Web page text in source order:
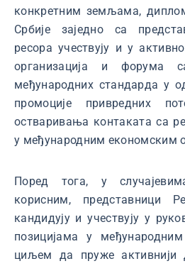
конкретним земљама,
Србије заједно са
ресора учествују и у
организација и форума
међународних стандарда у
промоције привредних
остваривања контаката са
у међународним економским
Поред тога, у
корисним, представници
кандидују и учествују у
позицијама у
циљем да пруже активнији